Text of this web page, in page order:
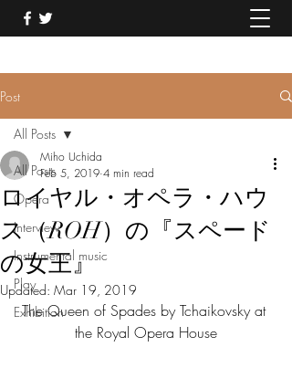
Post
All Posts
Opera
Interview
Instrumental music
Play
Exhibition
All Posts
ロイヤル・オペラ・ハウ
ス（ROH）の『スペード
の女王』
Miho Uchida
Feb 5, 2019 4 min read
Updated: Mar 19, 2019
The Queen of Spades by Tchaikovsky at
the Royal Opera House